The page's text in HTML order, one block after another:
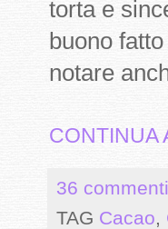
torta e
buono
notare
CONTINUA
36
TAG Cacao,